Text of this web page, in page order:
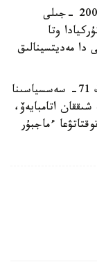
باسپاءسوز قىزمەتىنەن ناقتىلاپ وتكەندەي، 2008 -جىلى
وتا
دا مەديتسينالىق
ەسكە سالايىق، ب ۇ ۇ باس اسسامبلەياسىنىڭ 71- سەسسياسىنا
اتامبايەۆ،
ءماجبۇر